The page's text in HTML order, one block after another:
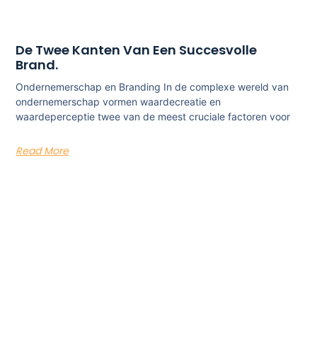
De Twee Kanten Van Een Succesvolle
Brand.
Ondernemerschap en Branding In de complexe wereld van
ondernemerschap vormen waardecreatie en
waardeperceptie twee van de meest cruciale factoren voor
Read More